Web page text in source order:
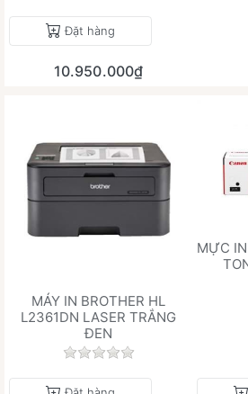
Đặt hàng
10.950.000₫
MÁY IN BROTHER HL
L2361DN LASER TRẮNG
ĐEN
Chưa có đánh giá nào
MỰC